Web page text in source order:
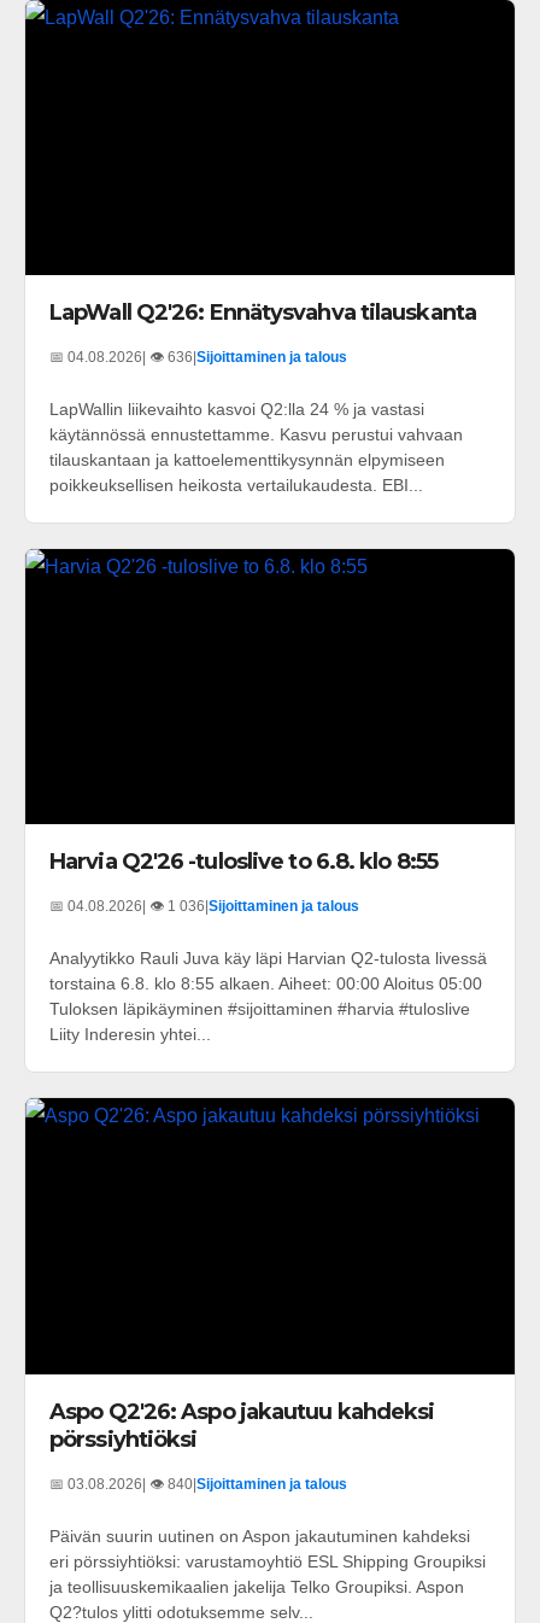
LapWall Q2'26: Ennätysvahva tilauskanta
📅 04.08.2026 | 👁️ 636 Sijoittaminen ja talous
LapWallin liikevaihto kasvoi Q2:lla 24 % ja vastasi
käytännössä ennustettamme. Kasvu perustui vahvaan
tilauskantaan ja kattoelementtikysynnän elpymiseen
poikkeuksellisen heikosta vertailukaudesta. EBI...
Harvia Q2'26 -tuloslive to 6.8. klo 8:55
📅 04.08.2026 | 👁️ 1 036 Sijoittaminen ja talous
Analyytikko Rauli Juva käy läpi Harvian Q2-tulosta livessä
torstaina 6.8. klo 8:55 alkaen. Aiheet: 00:00 Aloitus 05:00
Tuloksen läpikäyminen #sijoittaminen #harvia #tuloslive
Liity Inderesin yhtei...
Aspo Q2'26: Aspo jakautuu kahdeksi
pörssiyhtiöksi
📅 03.08.2026| 👁️ 840|Sijoittaminen ja talous
Päivän suurin uutinen on Aspon jakautuminen kahdeksi
eri pörssiyhtiöksi: varustamoyhtiö ESL Shipping Groupiksi
ja teollisuuskemikaalien jakelija Telko Groupiksi. Aspon
Q2?tulos ylitti odotuksemme selv...